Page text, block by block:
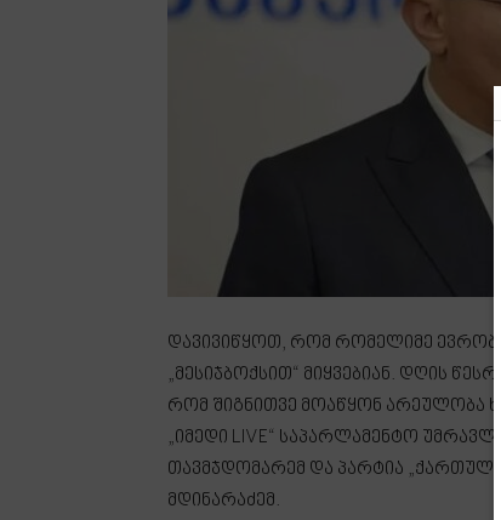
დავივიწყოთ, რომ რომელიმე
„მესიჯბოქსით“ მიყვებიან. დღის
რომ შიგნითვე მოაწყონ არეულობა
„იმედი LIVE“ საპარლამენტო
თავმჯდომარემ და პარტია „ქართული
მდინარაძემ.